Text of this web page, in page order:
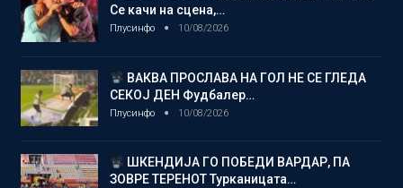
Се качи на сцена,…
Плусинфо 10/08/2026
ВАКВА ПРОСЛАВА НА ГОЛ НЕ СЕ ГЛЕДА
СЕКОЈ ДЕН Фудбалер…
Плусинфо 10/08/2026
ШКЕНДИЈА ГО ПОБЕДИ ВАРДАР, ПА
ЗОВРЕ ТЕРЕНОТ Турканицата…